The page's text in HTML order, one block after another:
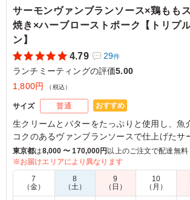
サーモンヴァンブランソース×鶏もも
焼き×ハーブローストポーク【トリプ
ン】
4.79
29件
ランチミーティングの評価5.00
1,800円
（税込）
サイズ 普通 おすすめ
生クリームとバターをたっぷりと使用し、魚
コクのあるヴァンブランソースで仕上げたサ
類のスパイスで焼き上げた鶏もも肉のスパイ
上には三元豚肩肉ハーブローストをのせて。
インのお弁当です。彩豊かな7種の副菜や海鮮
しみいただけます。お魚や鶏・豚などバラン
東京都は8,000 〜 170,000円以上のご注文で配達無料
※お届けエリアにより異なります
7
（金）
8
（土）
9
（日）
10
（月）